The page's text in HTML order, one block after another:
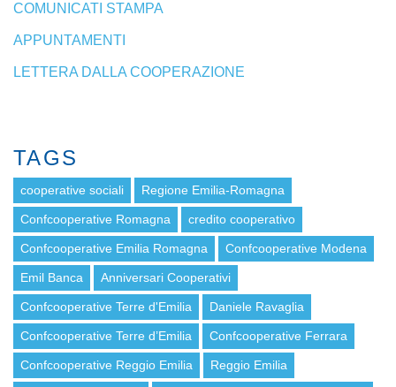
COMUNICATI STAMPA
APPUNTAMENTI
LETTERA DALLA COOPERAZIONE
TAGS
cooperative sociali Regione Emilia-Romagna
Confcooperative Romagna credito cooperativo
Confcooperative Emilia Romagna Confcooperative Modena
Emil Banca Anniversari Cooperativi
Confcooperative Terre d'Emilia Daniele Ravaglia
Confcooperative Terre d’Emilia Confcooperative Ferrara
Confcooperative Reggio Emilia Reggio Emilia